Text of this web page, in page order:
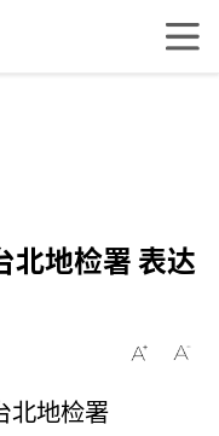
地检署 表达
地检署